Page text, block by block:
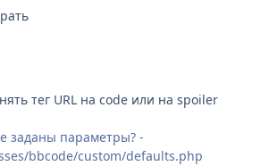
тег URL на code или на spoiler
заданы параметры? -
bbcode/custom/defaults.php